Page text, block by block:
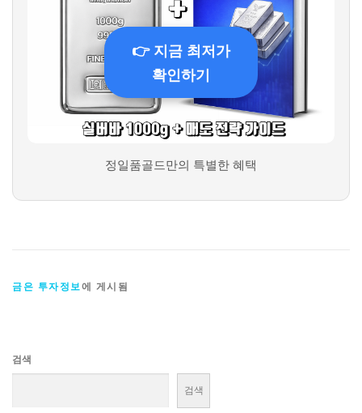
👉 지금 최저가
확인하기
정일품골드만의 특별한 혜택
금은 투자정보에 게시됨
검색
검색